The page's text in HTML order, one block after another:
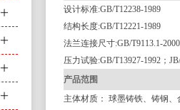
设计标准:GB/T12238-1989
结构长度:GB/T12221-1989
法兰连接尺寸:GB/T9113.1-
压力试验:GB/T13927-1992；
产品范围
主体材质： 球墨铸铁、铸钢、
ꄶ
ꄶ
ꄶ
ꄶ